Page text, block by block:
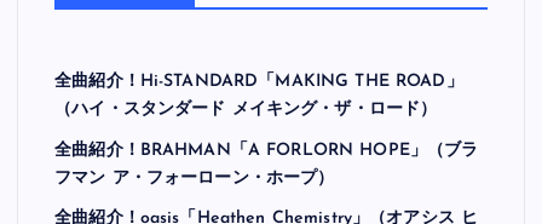
全曲紹介！Hi-STANDARD「MAKING THE ROAD」
（ハイ・スタンダード メイキング・ザ・ロード）
全曲紹介！BRAHMAN「A FORLORN HOPE」（ブラ
フマン ア・フォーローン・ホープ）
全曲紹介！oasis「Heathen Chemistry」（オアシス ヒ